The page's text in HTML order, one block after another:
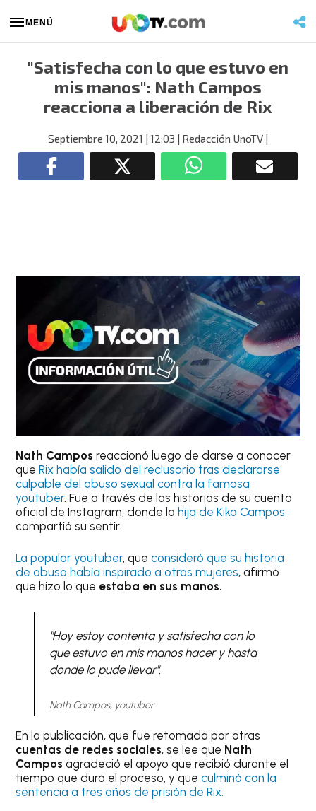
MENÚ
"Satisfecha con lo que estuvo en
mis manos": Nath Campos
reacciona a liberación de Rix
Septiembre 10, 2021 | 12:03 | Redacción UnoTV |
Nath Campos reaccionó luego de darse a conocer
queRix había salido del reclusorio tras declararse
culpable del abuso sexual contra la famosa
youtuber. Fue a través de las historias de su cuenta
oficial de Instagram, donde la hija de Kiko Campos
compartió su sentir.
La popular youtuber, queconsideró que su historia
de abuso había inspirado a otras mujeres, afirmó
que hizo lo que estaba en sus manos.
"Hoy estoy contenta y satisfecha con lo
que estuvo en mis manos hacer y hasta
donde lo pude llevar".
Nath Campos, youtuber
En la publicación, que fue retomada por otras
cuentas de redes sociales, se lee que Nath
Camposagradeció el apoyo que recibió durante el
tiempo que duró el proceso, y queculminó con la
sentencia a tres años de prisión de Rix.